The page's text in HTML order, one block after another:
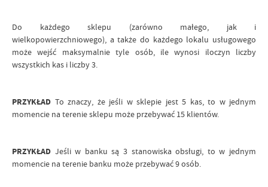
Do każdego sklepu (zarówno małego, jak i
wielkopowierzchniowego), a także do każdego lokalu usługowego
może wejść maksymalnie tyle osób, ile wynosi iloczyn liczby
wszystkich kas i liczby 3.
PRZYKŁAD To znaczy, że jeśli w sklepie jest 5 kas, to w jednym
momencie na terenie sklepu może przebywać 15 klientów.
PRZYKŁAD Jeśli w banku są 3 stanowiska obsługi, to w jednym
momencie na terenie banku może przebywać 9 osób.